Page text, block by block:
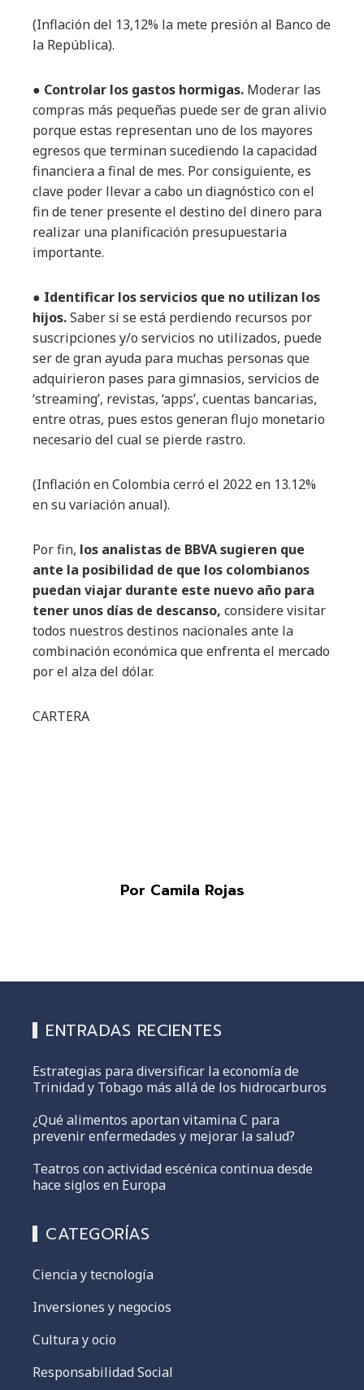
(Inflación del 13,12% la mete presión al Banco de
la República).
● Controlar los gastos hormigas. Moderar las
compras más pequeñas puede ser de gran alivio
porque estas representan uno de los mayores
egresos que terminan sucediendo la capacidad
financiera a final de mes. Por consiguiente, es
clave poder llevar a cabo un diagnóstico con el
fin de tener presente el destino del dinero para
realizar una planificación presupuestaria
importante.
● Identificar los servicios que no utilizan los
hijos.Saber si se está perdiendo recursos por
suscripciones y/o servicios no utilizados, puede
ser de gran ayuda para muchas personas que
adquirieron pases para gimnasios, servicios de
‘streaming’, revistas, ‘apps’, cuentas bancarias,
entre otras, pues estos generan flujo monetario
necesario del cual se pierde rastro.
(Inflación en Colombia cerró el 2022 en 13.12%
en su variación anual).
Por fin, los analistas de BBVA sugieren que
ante la posibilidad de que los colombianos
puedan viajar durante este nuevo año para
tener unos días de descanso, considere visitar
todos nuestros destinos nacionales ante la
combinación económica que enfrenta el mercado
por el alza del dólar.
CARTERA
Por Camila Rojas
ENTRADAS RECIENTES
Estrategias para diversificar la economía de
Trinidad y Tobago más allá de los hidrocarburos
¿Qué alimentos aportan vitamina C para
prevenir enfermedades y mejorar la salud?
Teatros con actividad escénica continua desde
hace siglos en Europa
CATEGORÍAS
Ciencia y tecnología
Inversiones y negocios
Cultura y ocio
Responsabilidad Social